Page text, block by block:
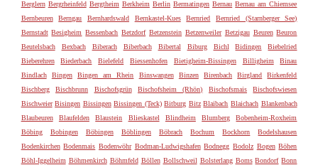
Berglern Bergrheinfeld Bergtheim Berkheim Berlin Bermatingen Bernau Bernau am Chiemsee
Bernbeuren
Berngau Bernhardswald Bernkastel-Kues Bernried
Bernried (Starnberger See)
Bernstadt Besigheim Bessenbach Betzdorf Betzenstein Betzenweiler Betzigau Beuren Beuron
Beutelsbach
Bexbach Biberach Biberbach Bibertal Biburg Bichl Bidingen
Biebelried
Bieberehren
Biederbach Bielefeld Biessenhofen Bietigheim-Bissingen Billigheim
Binau
Bindlach
Bingen Bingen am Rhein Binswangen Binzen Birenbach Birgland
Birkenfeld
Bischberg
Bischbrunn Bischofsgrün Bischofsheim (Rhön) Bischofsmais
Bischofswiesen
Bischweier Bisingen Bissingen Bissingen (Teck) Bitburg Bitz Blaibach Blaichach Blankenbach
Blaubeuren
Blaufelden Blaustein Blieskastel Blindheim Blumberg
Bobenheim-Roxheim
Böbing
Bobingen Böbingen Böblingen Böbrach Bochum Bockhorn
Bodelshausen
Bodenkirchen Bodenmais Bodenwöhr Bodman-Ludwigshafen Bodnegg Bodolz Bogen Böhen
Böhl-Iggelheim Böhmenkirch Böhmfeld Böllen Bollschweil Bolsterlang Boms Bondorf Bonn